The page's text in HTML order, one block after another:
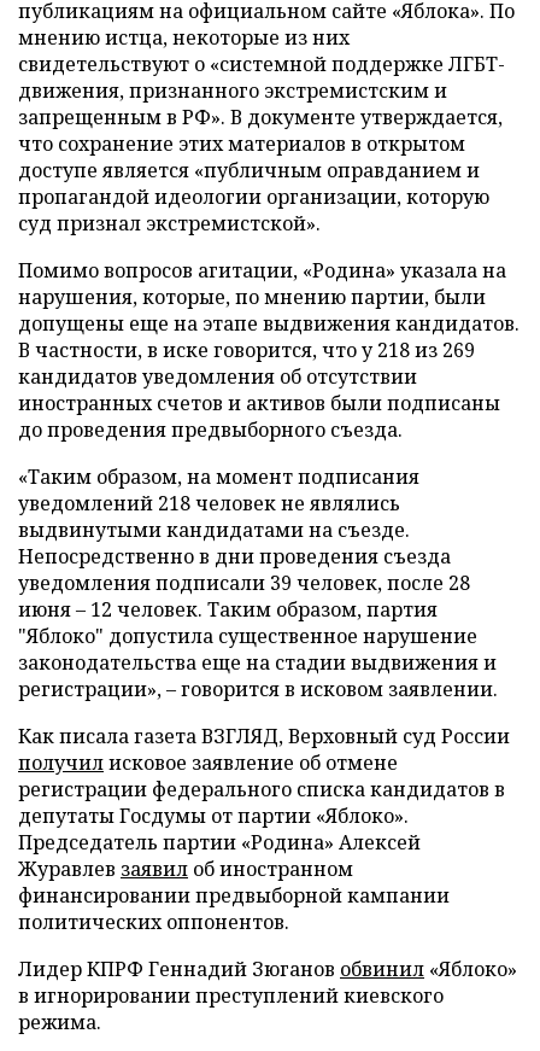
публикациям на официальном сайте «Яблока». По
мнению истца, некоторые из них
свидетельствуют о «системной поддержке ЛГБТ-
движения, признанного экстремистским и
запрещенным в РФ». В документе утверждается,
что сохранение этих материалов в открытом
доступе является «публичным оправданием и
пропагандой идеологии организации, которую
суд признал экстремистской».
Помимо вопросов агитации, «Родина» указала на
нарушения, которые, по мнению партии, были
допущены еще на этапе выдвижения кандидатов.
В частности, в иске говорится, что у 218 из 269
кандидатов уведомления об отсутствии
иностранных счетов и активов были подписаны
до проведения предвыборного съезда.
«Таким образом, на момент подписания
уведомлений 218 человек не являлись
выдвинутыми кандидатами на съезде.
Непосредственно в дни проведения съезда
уведомления подписали 39 человек, после 28
июня – 12 человек. Таким образом, партия
"Яблоко" допустила существенное нарушение
законодательства еще на стадии выдвижения и
регистрации», – говорится в исковом заявлении.
Как писала газета ВЗГЛЯД, Верховный суд России
получилисковое заявление об отмене
регистрации федерального списка кандидатов в
депутаты Госдумы от партии «Яблоко».
Председатель партии «Родина» Алексей
Журавлев заявил об иностранном
финансировании предвыборной кампании
политических оппонентов.
Лидер КПРФ Геннадий Зюганов обвинил «Яблоко»
в игнорировании преступлений киевского
режима.